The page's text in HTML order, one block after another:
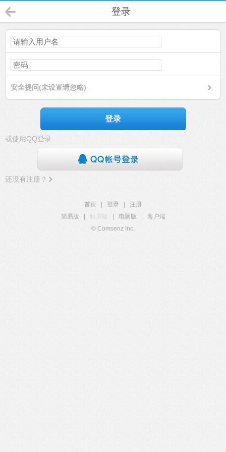
登录
安全提问(未设置请忽略)
登录
或使用QQ登录
还没有注册？
首页 登录
注册
简易版
触屏版 电脑版
客户端
© Comsenz Inc.